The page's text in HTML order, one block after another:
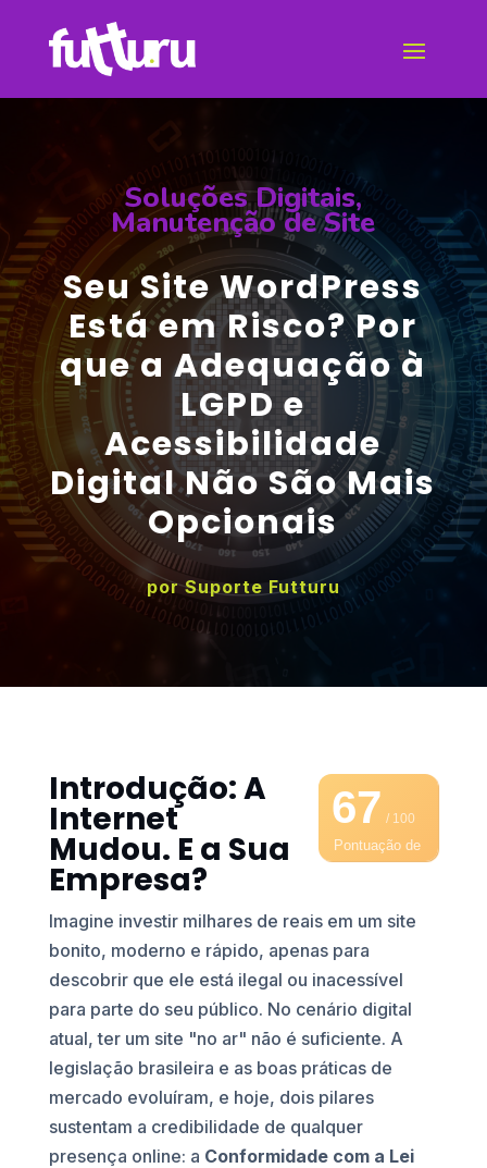
Soluções Digitais,
Manutenção de Site
Seu Site WordPress
Está em Risco? Por
que a Adequação à
LGPD e
Acessibilidade
Digital Não São Mais
Opcionais
porSuporte Futturu
67/ 100
Pontuação de
Introdução: A
Internet
Mudou. E a Sua
Empresa?
Imagine investir milhares de reais em um site
bonito, moderno e rápido, apenas para
descobrir que ele está ilegal ou inacessível
para parte do seu público. No cenário digital
atual, ter um site "no ar" não é suficiente. A
legislação brasileira e as boas práticas de
mercado evoluíram, e hoje, dois pilares
sustentam a credibilidade de qualquer
presença online: a Conformidade com a Lei